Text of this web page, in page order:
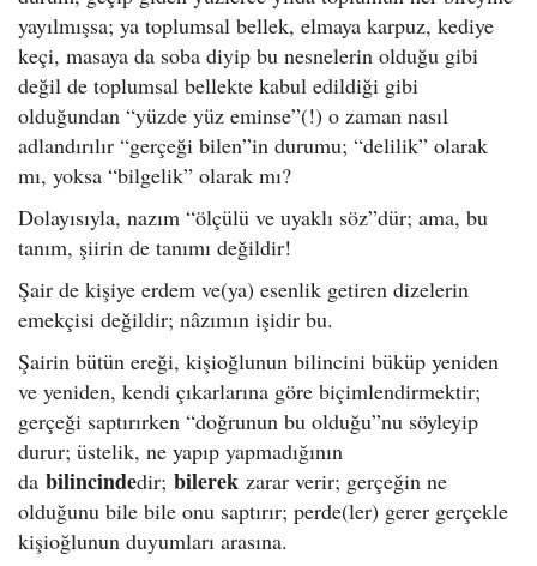
yayılmışsa; ya toplumsal bellek, elmaya karpuz, kediye
keçi, masaya da soba diyip bu nesnelerin olduğu gibi
değil de toplumsal bellekte kabul edildiği gibi
olduğundan “yüzde yüz eminse”(!) o zaman nasıl
adlandırılır “gerçeği bilen”in durumu; “delilik” olarak
mı, yoksa “bilgelik” olarak mı?
Dolayısıyla, nazım “ölçülü ve uyaklı söz”dür; ama, bu
tanım, şiirin de tanımı değildir!
Şair de kişiye erdem ve(ya) esenlik getiren dizelerin
emekçisi değildir; nâzımın işidir bu.
Şairin bütün ereği, kişioğlunun bilincini büküp yeniden
ve yeniden, kendi çıkarlarına göre biçimlendirmektir;
gerçeği saptırırken “doğrunun bu olduğu”nu söyleyip
durur; üstelik, ne yapıp yapmadığının
da bilincindedir; bilerek zarar verir; gerçeğin ne
olduğunu bile bile onu saptırır; perde(ler) gerer gerçekle
kişioğlunun duyumları arasına.